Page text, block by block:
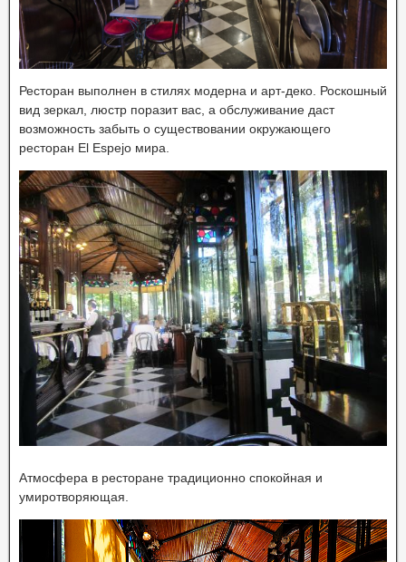
Ресторан выполнен в стилях модерна и арт-деко. Роскошный
вид зеркал, люстр поразит вас, а обслуживание даст
возможность забыть о существовании окружающего
ресторан El Espejo мира.
Атмосфера в ресторане традиционно спокойная и
умиротворяющая.